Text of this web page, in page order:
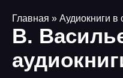
Главная » Аудиокниги в
В.